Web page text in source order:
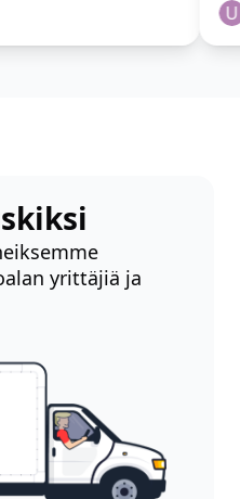
yrittäjiä ja